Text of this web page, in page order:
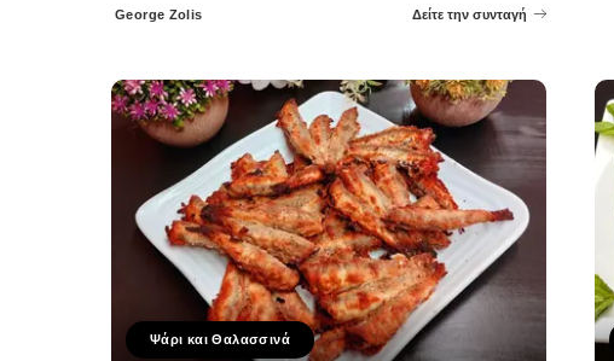
Posted
George Zolis Δείτε την συνταγή
Ψάρι και Θαλασσινά